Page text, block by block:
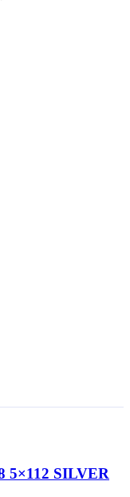
5×112 SILVER